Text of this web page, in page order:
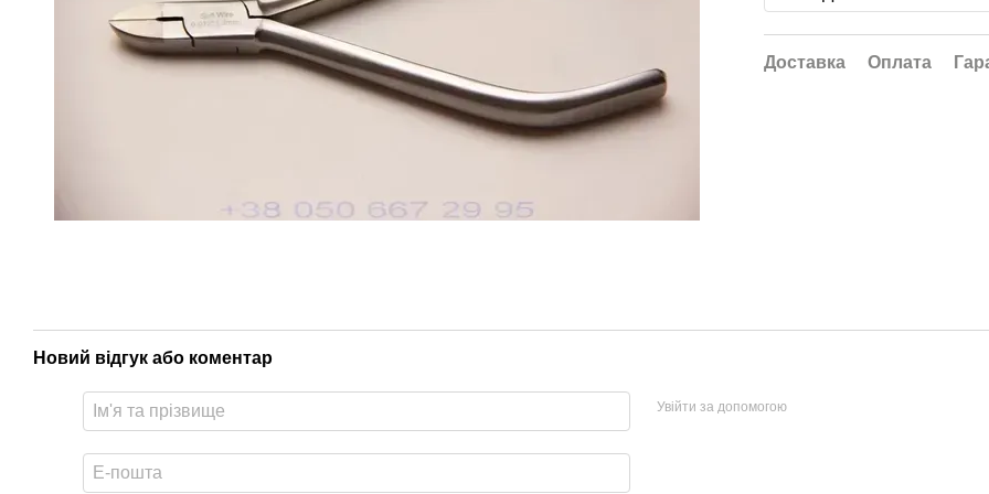
Доставка Оплата
Новий відгук або коментар
Увійти за допомогою